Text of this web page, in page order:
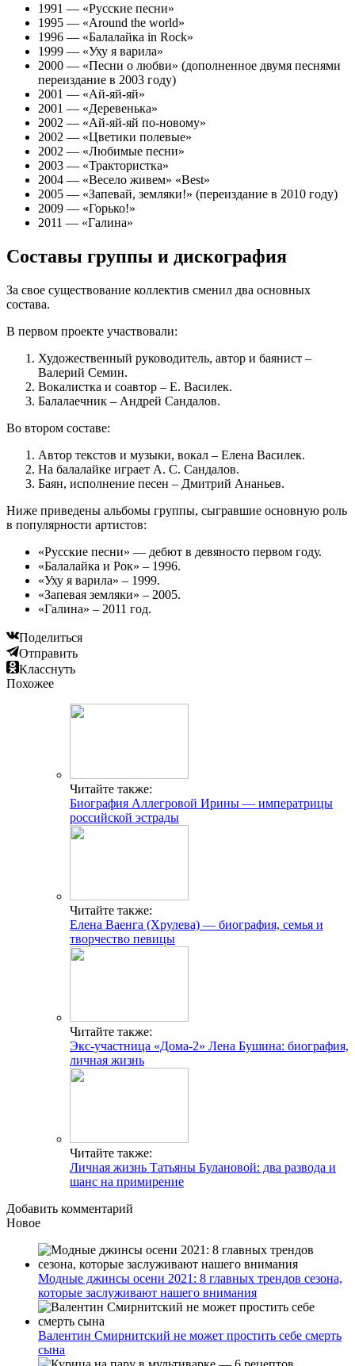
1991 — «Русские песни»
1995 — «Around the world»
1996 — «Балалайка in Rock»
1999 — «Уху я варила»
2000 — «Песни о любви» (дополненное двумя песнями
переиздание в 2003 году)
2001 — «Ай-яй-яй»
2001 — «Деревенька»
2002 — «Ай-яй-яй по-новому»
2002 — «Цветики полевые»
2002 — «Любимые песни»
2003 — «Трактористка»
2004 — «Весело живем» «Best»
2005 — «Запевай, земляки!» (переиздание в 2010 году)
2009 — «Горько!»
2011 — «Галина»
Составы группы и дискография
За свое существование коллектив сменил два основных
состава.
В первом проекте участвовали:
Художественный руководитель, автор и баянист –
Валерий Семин.
Вокалистка и соавтор – Е. Василек.
Балалаечник – Андрей Сандалов.
Во втором составе:
Автор текстов и музыки, вокал – Елена Василек.
На балалайке играет А. С. Сандалов.
Баян, исполнение песен – Дмитрий Ананьев.
Ниже приведены альбомы группы, сыгравшие основную роль
в популярности артистов:
«Русские песни» — дебют в девяносто первом году.
«Балалайка и Рок» – 1996.
«Уху я варила» – 1999.
«Запевая земляки» – 2005.
«Галина» – 2011 год.
Поделиться
Отправить
Класснуть
Похожее
Читайте также:
Биография Аллегровой Ирины — императрицы
российской эстрады
Читайте также:
Елена Ваенга (Хрулева) — биография, семья и
творчество певицы
Читайте также:
Экс-участница «Дома-2» Лена Бушина: биография,
личная жизнь
Читайте также:
Личная жизнь Татьяны Булановой: два развода и
шанс на примирение
Добавить комментарий
Новое
Модные джинсы осени 2021: 8 главных трендов сезона,
которые заслуживают нашего внимания
Валентин Смирнитский не может простить себе смерть
сына